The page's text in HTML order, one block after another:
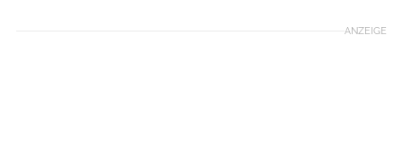
ANZEIGE